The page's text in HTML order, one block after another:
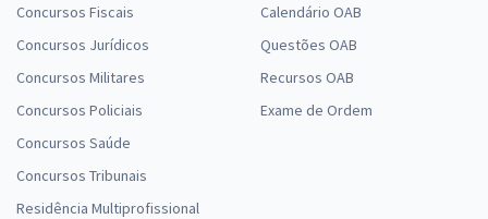
Concursos Fiscais
Concursos Jurídicos
Concursos Militares
Concursos Policiais
Concursos Saúde
Concursos Tribunais
Residência Multiprofissional
Calendário OAB
Questões OAB
Recursos OAB
Exame de Ordem